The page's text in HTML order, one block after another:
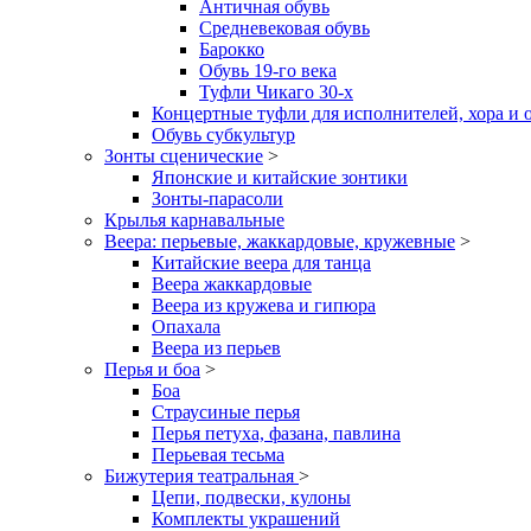
Античная обувь
Средневековая обувь
Барокко
Обувь 19-го века
Туфли Чикаго 30-х
Концертные туфли для исполнителей, хора и
Обувь субкультур
Зонты сценические >
Японские и китайские зонтики
Зонты-парасоли
Крылья карнавальные
Веера: перьевые, жаккардовые, кружевные >
Китайские веера для танца
Веера жаккардовые
Веера из кружева и гипюра
Опахала
Веера из перьев
Перья и боа >
Боа
Страусиные перья
Перья петуха, фазана, павлина
Перьевая тесьма
Бижутерия театральная >
Цепи, подвески, кулоны
Комплекты украшений